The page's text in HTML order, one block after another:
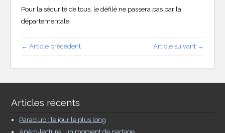
Pour la sécurité de tous, le défilé ne passera pas par la
départementale.
← Article précédent Article suivant →
Articles récents
Paraclub : le jour le plus long